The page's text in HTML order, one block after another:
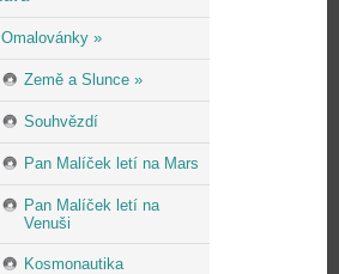
Omalovánky »
Země a Slunce »
Souhvězdí
Pan Malíček letí na Mars
Pan Malíček letí na
Venuši
Kosmonautika